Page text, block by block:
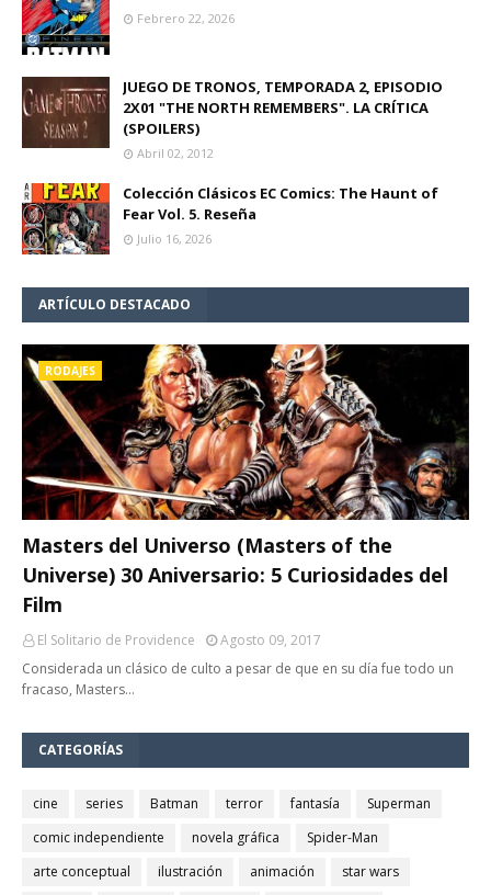
Febrero 22, 2026
JUEGO DE TRONOS, TEMPORADA 2, EPISODIO
2X01 "THE NORTH REMEMBERS". LA CRÍTICA
(SPOILERS)
Abril 02, 2012
Colección Clásicos EC Comics: The Haunt of
Fear Vol. 5. Reseña
Julio 16, 2026
ARTÍCULO DESTACADO
RODAJES
Masters del Universo (Masters of the
Universe) 30 Aniversario: 5 Curiosidades del
Film
El Solitario de Providence
Agosto 09, 2017
Considerada un clásico de culto a pesar de que en su día fue todo un
fracaso, Masters…
CATEGORÍAS
cine series Batman terror fantasía
Superman
comic independiente
novela gráfica
Spider-Man
arte conceptual
ilustración animación
star wars